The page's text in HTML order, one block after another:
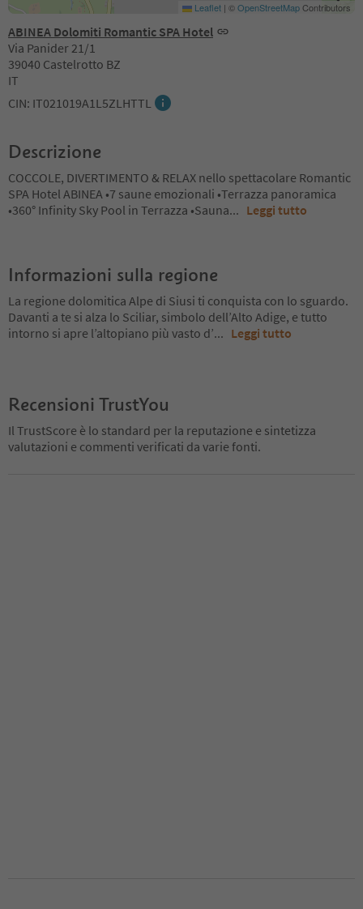
ABINEA Dolomiti Romantic SPA Hotel
Via Panider 21/1
39040 Castelrotto BZ
IT
CIN: IT021019A1L5ZLHTTL
Leaflet | ©OpenStreetMapContributors
Descrizione
COCCOLE, DIVERTIMENTO & RELAX nello spettacolare Romantic
SPA Hotel ABINEA •7 saune emozionali •Terrazza panoramica
•360° Infinity Sky Pool in Terrazza •Sauna... Leggi tutto
Informazioni sulla regione
La regione dolomitica Alpe di Siusi ti conquista con lo sguardo.
Davanti a te si alza lo Sciliar, simbolo dell’Alto Adige, e tutto
intorno si apre l’altopiano più vasto d’... Leggi tutto
Recensioni TrustYou
Il TrustScore è lo standard per la reputazione e sintetizza
valutazioni e commenti verificati da varie fonti.